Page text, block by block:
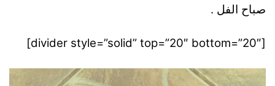
صباح الفل .
[divider style=”solid” top=”20″ bottom=”20″]